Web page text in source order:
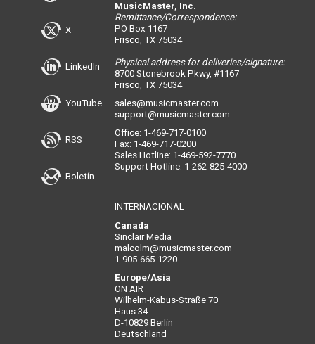
X
LinkedIn
YouTube
RSS
Boletín
MusicMaster, Inc.
Remittance/Correspondence:
PO Box 1167
Frisco, TX 75034
Physical address for deliveries/signature:
8700 Stonebrook Pkwy, #1167
Frisco, TX 75034
sales@musicmaster.com
support@musicmaster.com
Office: 1-469-717-0100
Fax: 1-469-717-0200
Sales Hotline: 1-469-592-7770
Support Hotline: 1-262-825-4000
INTERNACIONAL
Canada
Sinclair Media
malcolm@musicmaster.com
1-905-665-1220
Europe/Asia
ON AIR
Wilhelm-Kabus-Straße 70
Haus 34
D-10829 Berlin
Deutschland